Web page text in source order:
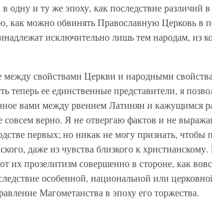
одну и ту же эпоху, как последствие различий
как можно обвинять Православную Церковь в
исключительно лишь тем народам, из
между свойствами Церкви и народными
теперь ее единственные представители, я
вами между рвением Латинян и кажущимся
совсем верно. Я не отвергаю фактов и не
первых; но никак не могу признать, чтобы
даже из чувства близкого к
их прозелитизм совершенно в стороне, как
особенной, национальной или
Магометанства в эпоху его торжества.